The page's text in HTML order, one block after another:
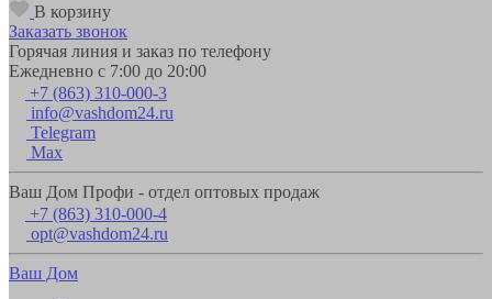
В корзину
Заказать звонок
Горячая линия и заказ по телефону
Ежедневно с 7:00 до 20:00
+7 (863) 310-000-3
info@vashdom24.ru
Telegram
Max
Ваш Дом Профи - отдел оптовых продаж
+7 (863) 310-000-4
opt@vashdom24.ru
Ваш Дом